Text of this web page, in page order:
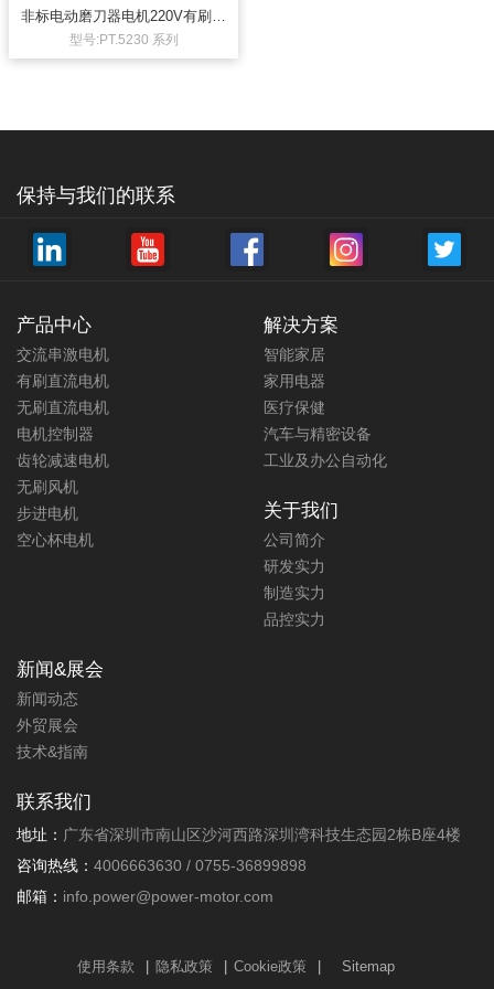
非标电动磨刀器电机220V有刷直
流电机PT.5230系列
型号:PT.5230 系列
电机PT.5230系列
扭力:0-440 mN.m
功率:0-36.6 W
电机，为非标方案，启动力矩大，
寿命长，可定制范围广。力辉电机
累积了20年的技术优势，拥有成熟
更多详情+
保持与我们的联系
产品中心
交流串激电机
有刷直流电机
无刷直流电机
电机控制器
齿轮减速电机
无刷风机
步进电机
空心杯电机
解决方案
智能家居
家用电器
医疗保健
汽车与精密设备
工业及办公自动化
关于我们
公司简介
研发实力
制造实力
品控实力
新闻&展会
新闻动态
外贸展会
技术&指南
联系我们
地址： 广东省深圳市南山区沙河西路深圳湾科技生态园2栋B座4楼
咨询热线： 4006663630 / 0755-36899898
邮箱： info.power@power-motor.com
使用条款 隐私政策 Cookie政策 Sitemap